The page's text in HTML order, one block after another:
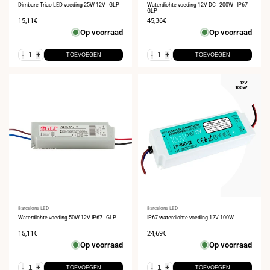
Dimbare Triac LED voeding 25W 12V - GLP
Verkoopprijs
15,11€
Op voorraad
- + TOEVOEGEN
Waterdichte voeding 12V DC - 200W - IP67 -
GLP
Verkoopprijs
45,36€
Op voorraad
- + TOEVOEGEN
Leverancier:
Barcelona LED
Waterdichte voeding 50W 12V IP67 - GLP
Verkoopprijs
15,11€
Op voorraad
- + TOEVOEGEN
Leverancier:
Barcelona LED
IP67 waterdichte voeding 12V 100W
Verkoopprijs
24,69€
Op voorraad
- + TOEVOEGEN